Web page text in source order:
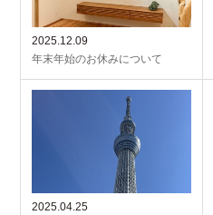
2025.12.09
年末年始のお休みについて
2025.04.25